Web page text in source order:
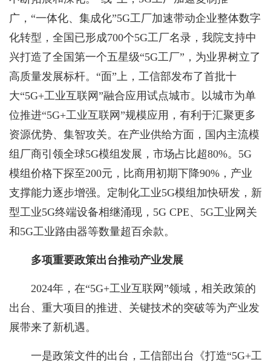
广，“一体化、集成化”5G工厂加速带动企业整体数字
化转型，全国已形成700个5G工厂名录，我院支持中
兴打造了全国第一个五星级“5G工厂”，为业界树立了
高质量发展标杆。“面”上，工信部发布了首批十
大“5G+工业互联网”融合应用试点城市。以城市为单
位推进“5G+工业互联网”规模应用，有利于汇聚更多
资源优势、集智攻关。在产业供给方面，国内主流模
组厂商引领全球5G模组发展，市场占比超80%。5G
模组价格下探至200元，比商用初期下降90%，产业
支撑能力逐步增强。定制化工业5G模组加快研发，新
型工业5G终端设备相继涌现，5G CPE、5G工业网关
和5G工业路由器等数量超百余款。
多项重要政策出台推动产业发展
2024年，在“5G+工业互联网”领域，相关政策的
出台、重大项目的推进、关键技术的突破等为产业发
展带来了新机遇。
一是政策文件的出台，工信部出台《打造“5G+工